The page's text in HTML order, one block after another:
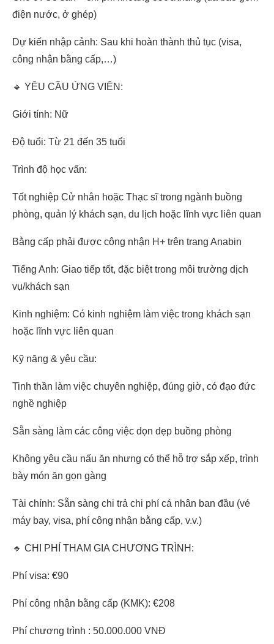
điện nước, ở ghép)
Dự kiến nhập cảnh: Sau khi hoàn thành thủ tục (visa,
công nhận bằng cấp,…)
🔹 YÊU CẦU ỨNG VIÊN:
Giới tính: Nữ
Độ tuổi: Từ 21 đến 35 tuổi
Trình độ học vấn:
Tốt nghiệp Cử nhân hoặc Thạc sĩ trong ngành buồng
phòng, quản lý khách sạn, du lịch hoặc lĩnh vực liên quan
Bằng cấp phải được công nhận H+ trên trang Anabin
Tiếng Anh: Giao tiếp tốt, đặc biệt trong môi trường dịch
vụ/khách sạn
Kinh nghiệm: Có kinh nghiệm làm việc trong khách sạn
hoặc lĩnh vực liên quan
Kỹ năng & yêu cầu:
Tinh thần làm việc chuyên nghiệp, đúng giờ, có đạo đức
nghề nghiệp
Sẵn sàng làm các công việc dọn dẹp buồng phòng
Không yêu cầu nấu ăn nhưng có thể hỗ trợ sắp xếp, trình
bày món ăn gọn gàng
Tài chính: Sẵn sàng chi trả chi phí cá nhân ban đầu (vé
máy bay, visa, phí công nhận bằng cấp, v.v.)
🔹 CHI PHÍ THAM GIA CHƯƠNG TRÌNH:
Phí visa: €90
Phí công nhận bằng cấp (KMK): €208
Phí chương trình : 50.000.000 VNĐ